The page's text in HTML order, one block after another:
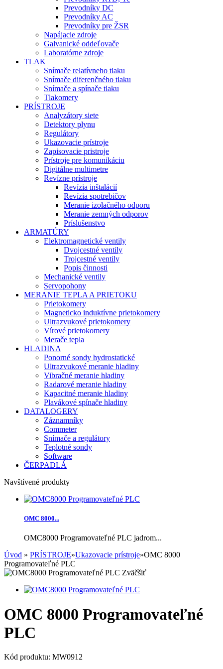
Prevodníky DC
Prevodníky AC
Prevodníky pre ŽSR
Napájacie zdroje
Galvanické oddeľovače
Laboratórne zdroje
TLAK
Snímače relatívneho tlaku
Snímače diferenčného tlaku
Snímače a spínače tlaku
Tlakomery
PRÍSTROJE
Analyzátory siete
Detektory plynu
Regulátory
Ukazovacie prístroje
Zapisovacie pristroje
Prístroje pre komunikáciu
Digitálne multimetre
Revízne prístroje
Revízia inštalácií
Revízia spotrebičov
Meranie izolačného odporu
Meranie zemných odporov
Príslušenstvo
ARMATÚRY
Elektromagnetické ventily
Dvojcestné ventily
Trojcestné ventily
Popis činnosti
Mechanické ventily
Servopohony
MERANIE TEPLA A PRIETOKU
Prietokomery
Magneticko induktívne prietokomery
Ultrazvukové prietokomery
Vírové prietokomery
Merače tepla
HLADINA
Ponorné sondy hydrostatické
Ultrazvukové meranie hladiny
Vibračné meranie hladiny
Radarové meranie hladiny
Kapacitné meranie hladiny
Plavákové spínače hladiny
DATALOGERY
Záznamníky
Commeter
Snímače a regulátory
Teplotné sondy
Software
ČERPADLÁ
Navštívené produkty
OMC 8000...
OMC8000 Programovateľné PLC jadrom...
Úvod » PRÍSTROJE»Ukazovacie prístroje»OMC 8000
Programovateľné PLC
Zväčšiť
OMC 8000 Programovateľné
PLC
Kód produktu: MW0912